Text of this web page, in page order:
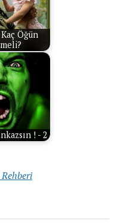
Öğün
! - 2